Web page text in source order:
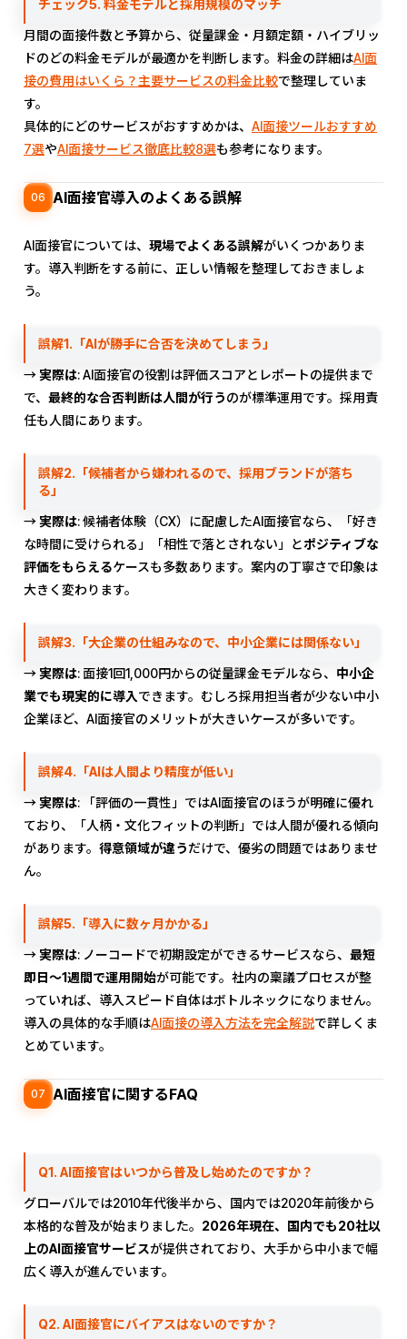
チェック5. 料金モデルと採用規模のマッチ
月間の面接件数と予算から、従量課金・月額定額・ハイブリッ
ドのどの料金モデルが最適かを判断します。料金の詳細はAI面
接の費用はいくら？主要サービスの料金比較で整理していま
す。
具体的にどのサービスがおすすめかは、 AI面接ツールおすすめ
7選やAI面接サービス徹底比較8選も参考になります。
06 AI面接官導入のよくある誤解
AI面接官については、 現場でよくある誤解がいくつかありま
す。導入判断をする前に、正しい情報を整理しておきましょ
う。
誤解1.「AIが勝手に合否を決めてしまう」
→実際は: AI面接官の役割は評価スコアとレポートの提供まで
で、 最終的な合否判断は人間が行うのが標準運用です。採用責
任も人間にあります。
誤解2.「候補者から嫌われるので、採用ブランドが落ち
る」
→実際は: 候補者体験（CX）に配慮したAI面接官なら、「好き
な時間に受けられる」「相性で落とされない」とポジティブな
評価をもらえるケースも多数あります。案内の丁寧さで印象は
大きく変わります。
誤解3.「大企業の仕組みなので、中小企業には関係ない」
→実際は: 面接1回1,000円からの従量課金モデルなら、 中小企
業でも現実的に導入できます。むしろ採用担当者が少ない中小
企業ほど、AI面接官のメリットが大きいケースが多いです。
誤解4.「AIは人間より精度が低い」
→実際は: 「評価の一貫性」ではAI面接官のほうが明確に優れ
ており、「人柄・文化フィットの判断」では人間が優れる傾向
があります。 得意領域が違うだけで、優劣の問題ではありませ
ん。
誤解5.「導入に数ヶ月かかる」
→実際は: ノーコードで初期設定ができるサービスなら、 最短
即日〜1週間で運用開始が可能です。社内の稟議プロセスが整
っていれば、導入スピード自体はボトルネックになりません。
導入の具体的な手順はAI面接の導入方法を完全解説で詳しくま
とめています。
07 AI面接官に関するFAQ
Q1. AI面接官はいつから普及し始めたのですか？
グローバルでは2010年代後半から、国内では2020年前後から
本格的な普及が始まりました。 2026年現在、国内でも20社以
上のAI面接官サービスが提供されており、大手から中小まで幅
広く導入が進んでいます。
Q2. AI面接官にバイアスはないのですか？